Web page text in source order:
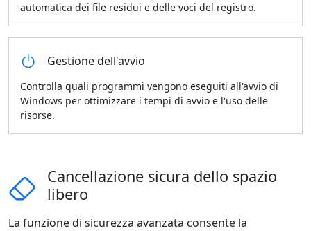
automatica dei file residui e delle voci del registro.
Gestione dell'avvio
Controlla quali programmi vengono eseguiti all'avvio di
Windows per ottimizzare i tempi di avvio e l'uso delle
risorse.
Cancellazione sicura dello spazio
libero
La funzione di sicurezza avanzata consente la